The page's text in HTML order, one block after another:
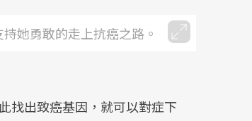
她勇敢的走上抗癌之路。
找出致癌基因，就可以對症下